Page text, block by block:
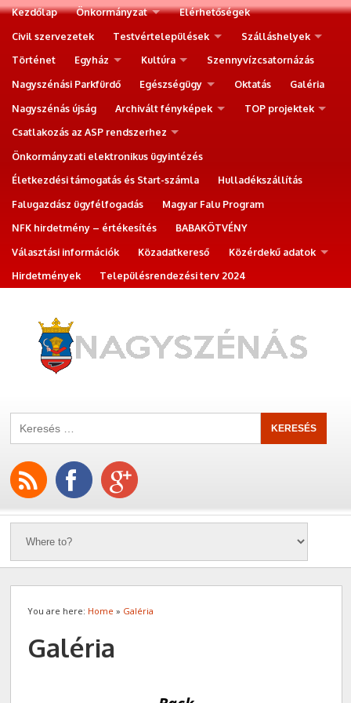
Kezdőlap Önkormányzat
Elérhetőségek
Civil szervezetek
Testvértelepülések
Szálláshelyek
Történet
Egyház Kultúra
Szennyvízcsatornázás
Nagyszénási Parkfürdő
Egészségügy Oktatás
Galéria
Nagyszénás újság
Archivált fényképek
TOP projektek
Csatlakozás az ASP rendszerhez
Önkormányzati elektronikus ügyintézés
Életkezdési támogatás és Start-számla
Hulladékszállítás
Falugazdász ügyfélfogadás
Magyar Falu Program
NFK hirdetmény – értékesítés
BABAKÖTVÉNY
Választási információk
Közadatkereső
Közérdekű adatok
Hirdetmények
Településrendezési terv 2024
You are here: Home » Galéria
Galéria